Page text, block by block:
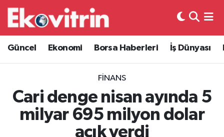
Güncel Ekonomi Borsa Haberleri İş Dünyası
FINANS
Cari denge nisan ayında 5
milyar 695 milyon dolar
açık verdi
Güncel
Ekonomi
Borsa Haberleri
İş Dünyası
Hava Durumu
Trafik Durumu
Süper Lig Puan Durumu ve Fikstür
Tüm Manşetler